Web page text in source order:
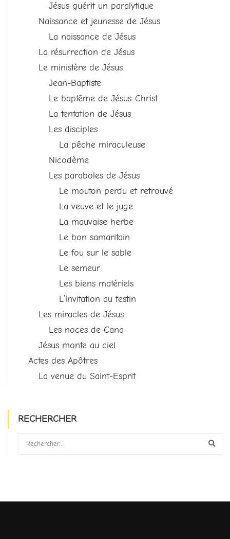
Jésus guérit un paralytique
Naissance et jeunesse de Jésus
La naissance de Jésus
La résurrection de Jésus
Le ministère de Jésus
Jean-Baptiste
Le baptême de Jésus-Christ
La tentation de Jésus
Les disciples
La pêche miraculeuse
Nicodème
Les paraboles de Jésus
Le mouton perdu et retrouvé
La veuve et le juge
La mauvaise herbe
Le bon samaritain
Le fou sur le sable
Le semeur
Les biens matériels
L’invitation au festin
Les miracles de Jésus
Les noces de Cana
Jésus monte au ciel
Actes des Apôtres
La venue du Saint-Esprit
RECHERCHER